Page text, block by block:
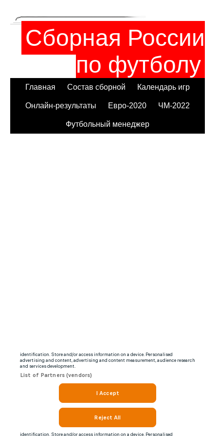
Сборная России
по футболу
Главная Состав сборной Календарь игр
Онлайн-результаты Евро-2020 ЧМ-2022
Футбольный менеджер